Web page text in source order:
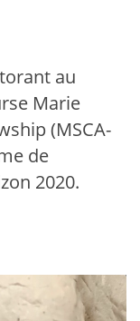
au
Marie
(MSCA-
de
2020.